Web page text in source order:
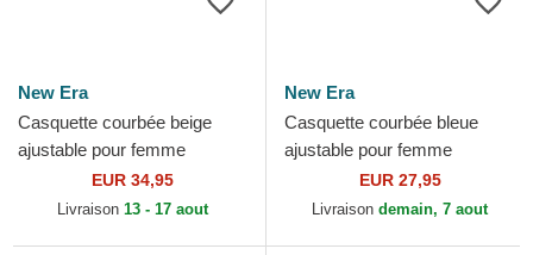
New Era
Casquette courbée beige
ajustable pour femme
9FORTY Beaded New York
Yankees MLB New Era
EUR 34,95
Livraison 13 - 17 aout
New Era
Casquette courbée bleue
ajustable pour femme
9TWENTY City Nashville
New Era
EUR 27,95
Livraison demain, 7 aout